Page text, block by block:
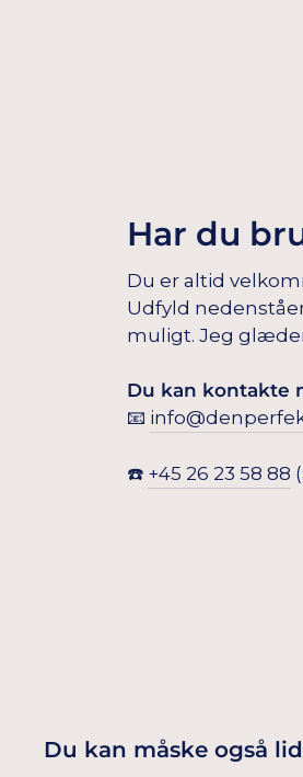
Har du
Du er altid
Udfyld
muligt. Jeg
Du kan kontakte
📧
☎️ +45 26 23 58 88
Du kan måske også